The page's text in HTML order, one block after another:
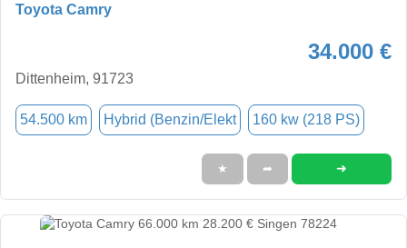
Toyota Camry
34.000 €
Dittenheim, 91723
54.500 km Hybrid (Benzin/Elekt 160 kw (218 PS)
★ ➦ ➜